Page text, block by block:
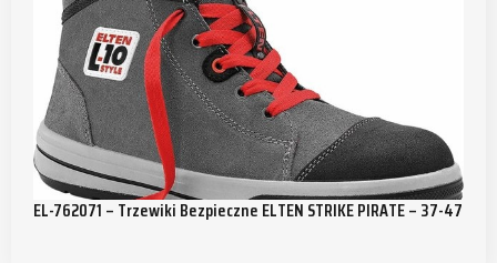
EL-762071 – Trzewiki Bezpieczne ELTEN STRIKE PIRATE – 37-47